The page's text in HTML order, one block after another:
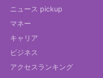
ニュース pickup
マネー
キャリア
ビジネス
アクセスランキング